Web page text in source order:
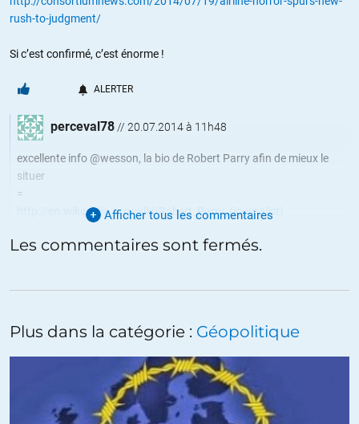
rush-to-judgment/
Si c’est confirmé, c’est énorme !
ALERTER
perceval78// 20.07.2014 à 11h48
excellente info @wesson, la bio de Robert Parry afin de mieux le
situer
=
http://en.wikipedia.org/wiki/Robert_Parry_(journalist)
Ironie de l’histoire Kerry était avec Perry dans l’histoire des Contras
Poitras,Greenwald,Snowden
http://www.youtube.com/watch?v=nwJRefYUqHc
ALERTER
Afficher tous les commentaires
Les commentaires sont fermés.
Plus dans la catégorie : Géopolitique